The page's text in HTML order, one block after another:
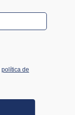
política de